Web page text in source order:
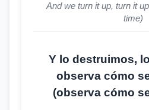
And we turn it up, turn it
time)
Y lo destruimos,
observa cómo
(observa cómo